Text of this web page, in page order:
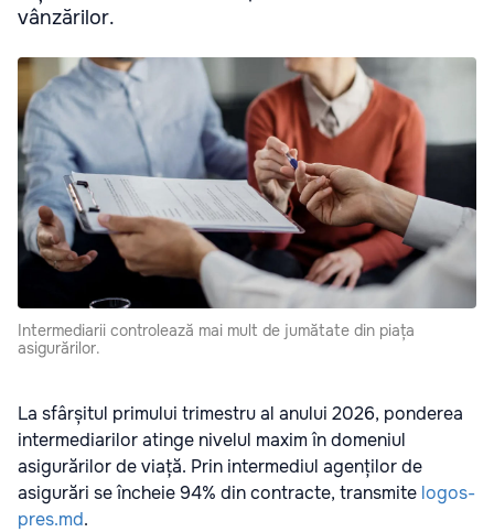
vânzărilor.
Intermediarii controlează mai mult de jumătate din piața
asigurărilor.
La sfârșitul primului trimestru al anului 2026, ponderea
intermediarilor atinge nivelul maxim în domeniul
asigurărilor de viață. Prin intermediul agenților de
asigurări se încheie 94% din contracte, transmite logos-
pres.md.